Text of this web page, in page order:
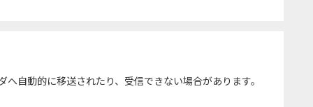
自動的に移送されたり、受信できない場合があります。